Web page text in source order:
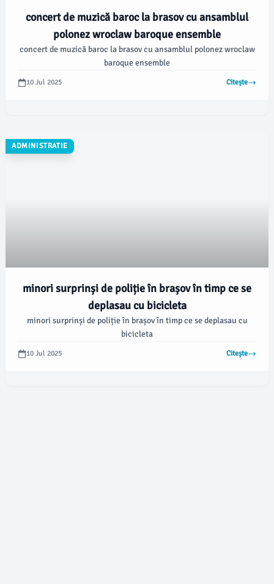
concert de muzică baroc la brasov cu ansamblul
polonez wroclaw baroque ensemble
concert de muzică baroc la brasov cu ansamblul polonez wroclaw
baroque ensemble
10 Jul 2025 Citește
ADMINISTRATIE
minori surprinși de poliție în brașov în timp ce se
deplasau cu bicicleta
minori surprinși de poliție în brașov în timp ce se deplasau cu
bicicleta
10 Jul 2025 Citește